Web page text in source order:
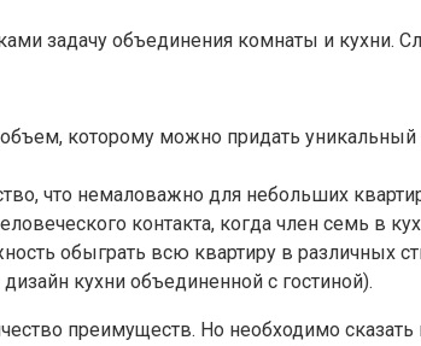
задачу объединения комнаты и кухни.
которому можно придать
что немаловажно для небольших
контакта, когда член семь в
обыграть всю квартиру в различных
кухни объединенной с гостиной).
преимуществ. Но необходимо